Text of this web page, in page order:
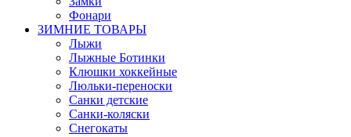
Фонари
ЗИМНИЕ ТОВАРЫ
Лыжи
Лыжные Ботинки
Клюшки хоккейные
Люльки-переноски
Санки детские
Санки-коляски
Снегокаты